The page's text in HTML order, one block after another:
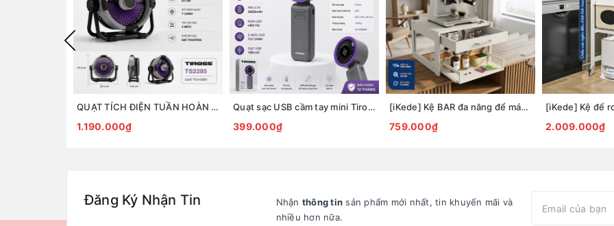
QUẠT TÍCH ĐIỆN TUẦN HOÀN ĐỂ BÀN TIROSS TS2285
1.190.000₫
Quạt sạc USB cầm tay mini Tiross TS3422
399.000₫
[iKede] Kệ BAR đa năng để máy pha cà phê, máy in hai tầng có ngăn kéo và khay trượt tiện lợi
759.000₫ 2.009.000₫
Đăng Ký Nhận Tin Nhận thông tin sản phẩm mới nhất, tin khuyến mãi và
nhiều hơn nữa.